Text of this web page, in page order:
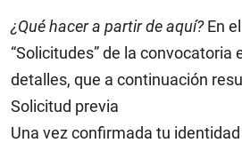
¿Qué hacer a partir de aquí?En
“Solicitudes” de la convocatoria
detalles, que a continuación
Solicitud previa
Una vez confirmada tu